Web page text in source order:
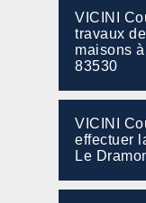
VICINI
travaux
maisons
83530
VICINI
effectuer
Le